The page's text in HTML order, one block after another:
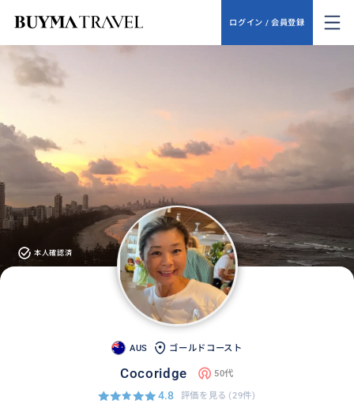
ログイン / 会員登録
本人確認済
AUS ゴールドコースト
Cocoridge 50代
4.8 評価を見る (29件)